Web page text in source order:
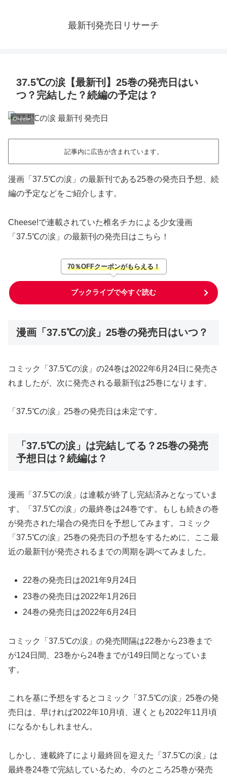
最新刊発売日リサーチ
37.5℃の涙【最新刊】25巻の発売日はい
つ？完結した？続編の予定は？
Cheese!
記事内に広告が含まれています。
漫画「37.5℃の涙」の最新刊である25巻の発売日予想、続
編の予定などをご紹介します。
Cheese!で連載されていた椎名チカによる少女漫画
「37.5℃の涙」の最新刊の発売日はこちら！
70％OFFクーポンがもらえる！
ブックライブで今すぐ読む
漫画「37.5℃の涙」25巻の発売日はいつ？
コミック「37.5℃の涙」の24巻は2022年6月24日に発売さ
れましたが、次に発売される最新刊は25巻になります。
「37.5℃の涙」25巻の発売日は未定です。
「37.5℃の涙」は完結してる？25巻の発売
予想日は？続編は？
漫画「37.5℃の涙」は連載が終了し完結済みとなっていま
す。「37.5℃の涙」の最終巻は24巻です。もしも続きの巻
が発売された場合の発売日を予想してみます。コミック
「37.5℃の涙」25巻の発売日の予想をするために、ここ最
近の最新刊が発売されるまでの周期を調べてみました。
22巻の発売日は2021年9月24日
23巻の発売日は2022年1月26日
24巻の発売日は2022年6月24日
コミック「37.5℃の涙」の発売間隔は22巻から23巻まで
が124日間、23巻から24巻までが149日間となっていま
す。
これを基に予想をするとコミック「37.5℃の涙」25巻の発
売日は、早ければ2022年10月頃、遅くとも2022年11月頃
になるかもしれません。
しかし、連載終了により最終回を迎えた「37.5℃の涙」は
最終巻24巻で完結しているため、今のところ25巻が発売